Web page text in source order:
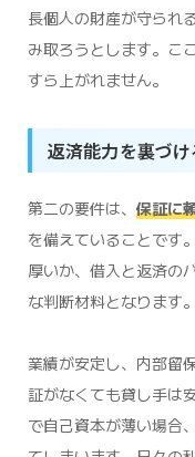
長個人の財産が守られ
み取ろうとします。こ
すら上がれません。
返済能力を裏づ
第二の要件は、 保証に
を備えていることです
厚いか、借入と返済の
な判断材料となります。
業績が安定し、内部留
証がなくても貸し手は
で自己資本が薄い場合